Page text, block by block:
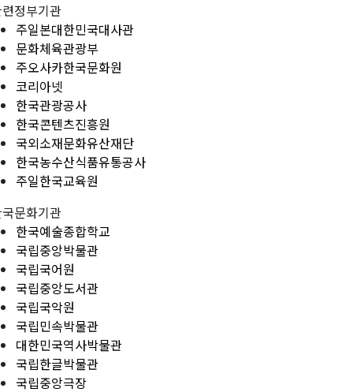
정부기관
주일본대한민국대사관
문화체육관광부
주오사카한국문화원
코리아넷
한국관광공사
한국콘텐츠진흥원
국외소재문화유산재단
한국농수산식품유통공사
주일한국교육원
문화기관
한국예술종합학교
국립중앙박물관
국립국어원
국립중앙도서관
국립국악원
국립민속박물관
대한민국역사박물관
국립한글박물관
국립중앙극장